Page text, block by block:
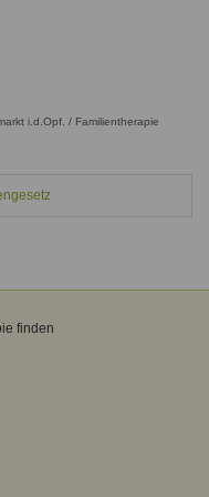
i.d.Opf. / Familientherapie
finden